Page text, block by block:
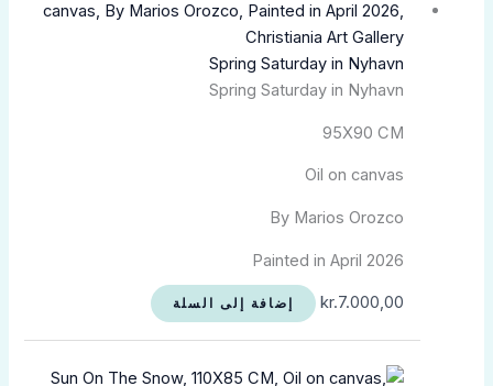
Spring Saturday in Nyhavn
Spring Saturday in Nyhavn
95X90 CM
Oil on canvas
By Marios Orozco
Painted in April 2026
kr.7.000,00 إضافة إلى السلة